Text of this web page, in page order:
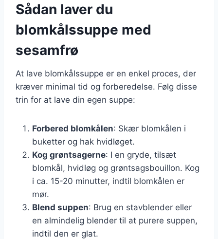
Sådan laver du
blomkålssuppe med
sesamfrø
At lave blomkålssuppe er en enkel proces, der
kræver minimal tid og forberedelse. Følg disse
trin for at lave din egen suppe:
Forbered blomkålen: Skær blomkålen i
buketter og hak hvidløget.
Kog grøntsagerne: I en gryde, tilsæt
blomkål, hvidløg og grøntsagsbouillon. Kog
i ca. 15-20 minutter, indtil blomkålen er
mør.
Blend suppen: Brug en stavblender eller
en almindelig blender til at purere suppen,
indtil den er glat.